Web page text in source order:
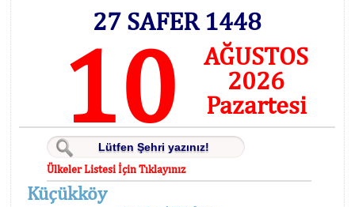
27 SAFER 1448
10
AĞUSTOS
2026
Pazartesi
Ülkeler Listesi İçin Tıklayınız
Küçükköy